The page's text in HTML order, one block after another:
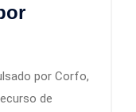
por Corfo,
de